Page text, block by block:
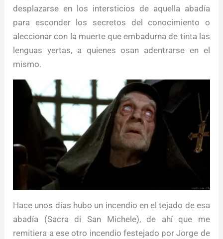
desplazarse en los intersticios de aquella abadía
para esconder los secretos del conocimiento o
aleccionar con la muerte que embadurna de tinta las
lenguas yertas, a quienes osan adentrarse en el
mismo.
Hace unos días hubo un incendio en el tejado de esa
abadía (Sacra di San Michele), de ahí que me
remitiera a ese otro incendio festejado por Jorge de